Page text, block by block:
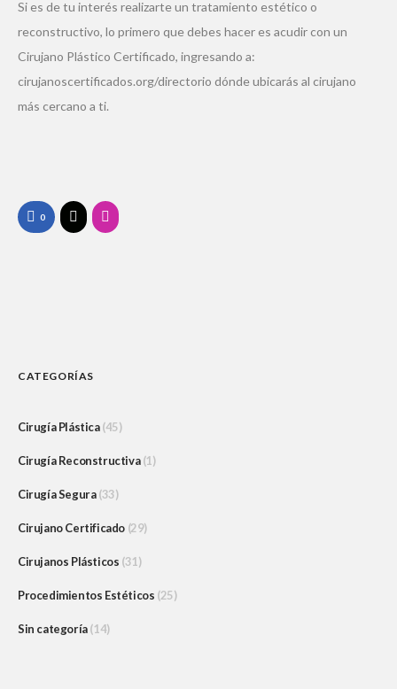
Si es de tu interés realizarte un tratamiento estético o
reconstructivo, lo primero que debes hacer es acudir con un
Cirujano Plástico Certificado, ingresando a:
cirujanoscertificados.org/directorio dónde ubicarás al cirujano
más cercano a ti.
0
CATEGORÍAS
Cirugía Plástica(45)
Cirugía Reconstructiva(1)
Cirugía Segura(33)
Cirujano Certificado (29)
Cirujanos Plásticos (31)
Procedimientos Estéticos (25)
Sin categoría(14)